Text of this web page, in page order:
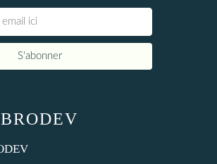
BRODEV